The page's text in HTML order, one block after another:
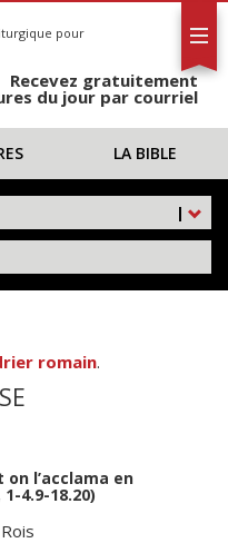
pour
Recevez gratuitement
du jour par courriel
LA BIBLE
|
romain.
on l’acclama en
4.9-18.20)